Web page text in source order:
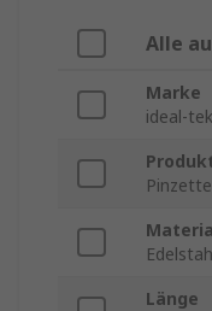
Alle
Marke
ideal-tek
Pinzette
Länge